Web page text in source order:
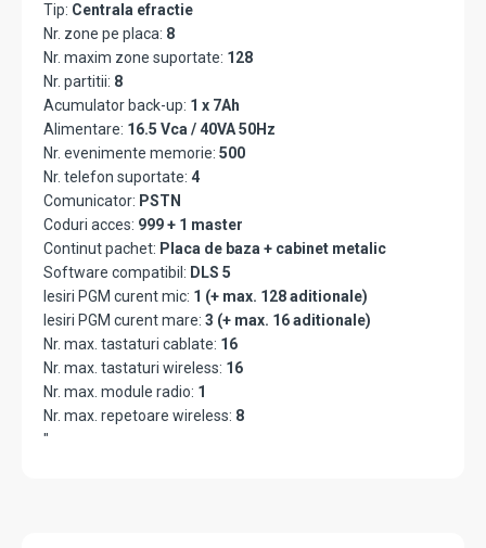
Tip: Centrala efractie
Nr. zone pe placa: 8
Nr. maxim zone suportate: 128
Nr. partitii: 8
Acumulator back-up: 1 x 7Ah
Alimentare: 16.5 Vca / 40VA 50Hz
Nr. evenimente memorie: 500
Nr. telefon suportate: 4
Comunicator: PSTN
Coduri acces: 999 + 1 master
Continut pachet: Placa de baza + cabinet metalic
Software compatibil: DLS 5
Iesiri PGM curent mic: 1 (+ max. 128 aditionale)
Iesiri PGM curent mare: 3 (+ max. 16 aditionale)
Nr. max. tastaturi cablate: 16
Nr. max. tastaturi wireless: 16
Nr. max. module radio: 1
Nr. max. repetoare wireless: 8
"